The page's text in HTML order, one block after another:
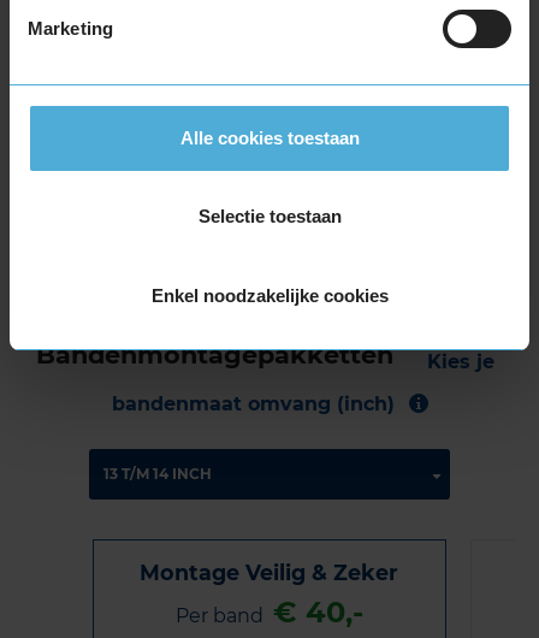
Marketing
Alle cookies toestaan
Selectie toestaan
Enkel noodzakelijke cookies
9,0
Comfort
9,0
245/50R18 100H RUNFLAT
Datum beoordeling 23 februari 2022
Type rijderNormaal
Kilometer per jaar0 tot 10.000 km
Bandenmontagepakketten
Kies je
bandenmaat omvang (inch)
Montage Veilig & Zeker
Per band € 40,-